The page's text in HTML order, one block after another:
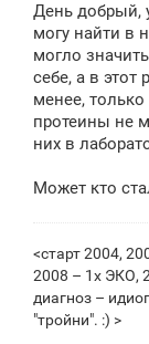
День добрый,
могу найти в
могло
себе, а в этот
менее,
протеины не
них в
Может кто
<старт 2004,
2008 – 1х ЭКО,
диагноз –
"тройни". :) >